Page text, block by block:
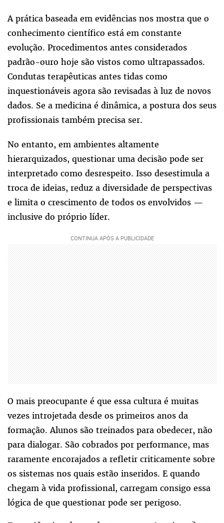
A prática baseada em evidências nos mostra que o
conhecimento científico está em constante
evolução. Procedimentos antes considerados
padrão-ouro hoje são vistos como ultrapassados.
Condutas terapêuticas antes tidas como
inquestionáveis agora são revisadas à luz de novos
dados. Se a medicina é dinâmica, a postura dos seus
profissionais também precisa ser.
No entanto, em ambientes altamente
hierarquizados, questionar uma decisão pode ser
interpretado como desrespeito. Isso desestimula a
troca de ideias, reduz a diversidade de perspectivas
e limita o crescimento de todos os envolvidos —
inclusive do próprio líder.
O mais preocupante é que essa cultura é muitas
vezes introjetada desde os primeiros anos da
formação. Alunos são treinados para obedecer, não
para dialogar. São cobrados por performance, mas
raramente encorajados a refletir criticamente sobre
os sistemas nos quais estão inseridos. E quando
chegam à vida profissional, carregam consigo essa
lógica de que questionar pode ser perigoso.